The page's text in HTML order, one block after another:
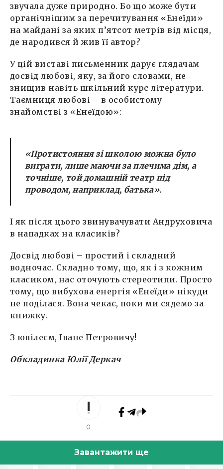
звучала дуже природно. Бо що може бути
органічнішим за перечитування «Енеїди»
на майдані за яких п’ятсот метрів від місця,
де народився й жив її автор?
У цій виставі письменник дарує глядачам
досвід любові, яку, за його словами, не
знищив навіть шкільний курс літератури.
Таємниця любові – в особистому
знайомстві з «Енеїдою»:
«Протистояння зі школою можна було
виграти, лише маючи за плечима дім, а
точніше, той домашній театр під
проводом, наприклад, батька».
І як після цього звинувачувати Андруховича
в нападках на класиків?
Досвід любові – простий і складний
водночас. Складно тому, що, як і з кожним
класиком, нас оточують стереотипи. Просто
тому, що вибухова енергія «Енеїди» нікуди
не поділася. Вона чекає, поки ми сядемо за
книжку.
З ювілеєм, Іване Петровичу!
Обкладинка Юлії Деркач
0
Завантажити ще